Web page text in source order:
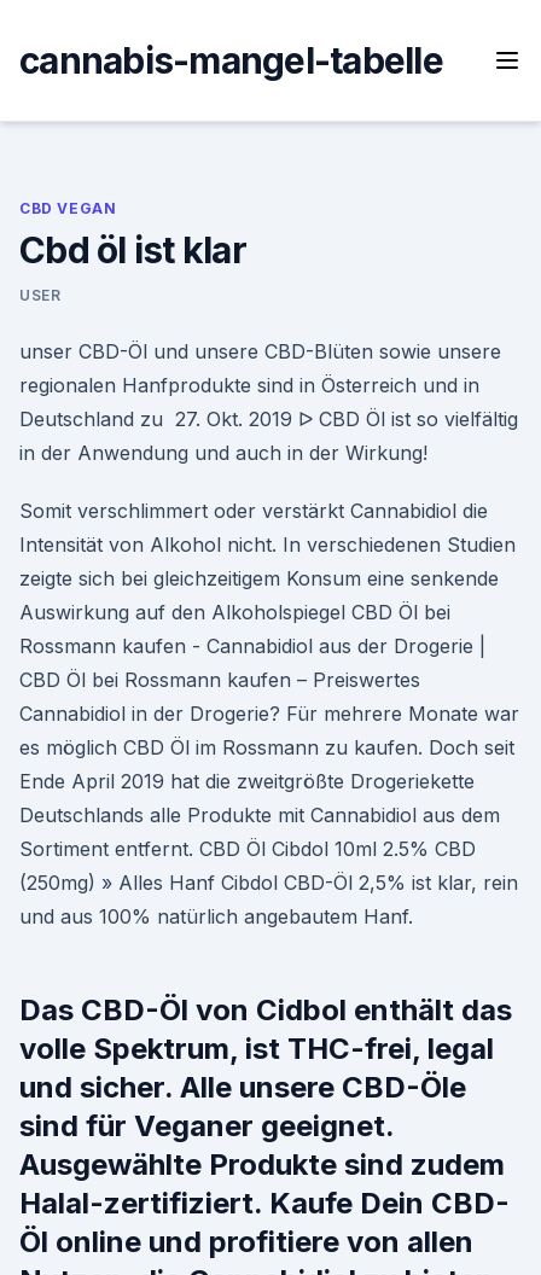
content
cannabis-mangel-tabelle
CBD VEGAN
Cbd öl ist klar
USER
unser CBD-Öl und unsere CBD-Blüten sowie unsere
regionalen Hanfprodukte sind in Österreich und in
Deutschland zu 27. Okt. 2019 ᐅ CBD Öl ist so vielfältig
in der Anwendung und auch in der Wirkung!
Somit verschlimmert oder verstärkt Cannabidiol die
Intensität von Alkohol nicht. In verschiedenen Studien
zeigte sich bei gleichzeitigem Konsum eine senkende
Auswirkung auf den Alkoholspiegel CBD Öl bei
Rossmann kaufen - Cannabidiol aus der Drogerie |
CBD Öl bei Rossmann kaufen – Preiswertes
Cannabidiol in der Drogerie? Für mehrere Monate war
es möglich CBD Öl im Rossmann zu kaufen. Doch seit
Ende April 2019 hat die zweitgrößte Drogeriekette
Deutschlands alle Produkte mit Cannabidiol aus dem
Sortiment entfernt. CBD Öl Cibdol 10ml 2.5% CBD
(250mg) » Alles Hanf Cibdol CBD-Öl 2,5% ist klar, rein
und aus 100% natürlich angebautem Hanf.
Das CBD-Öl von Cidbol enthält das
volle Spektrum, ist THC-frei, legal
und sicher. Alle unsere CBD-Öle
sind für Veganer geeignet.
Ausgewählte Produkte sind zudem
Halal-zertifiziert. Kaufe Dein CBD-
Öl online und profitiere von allen